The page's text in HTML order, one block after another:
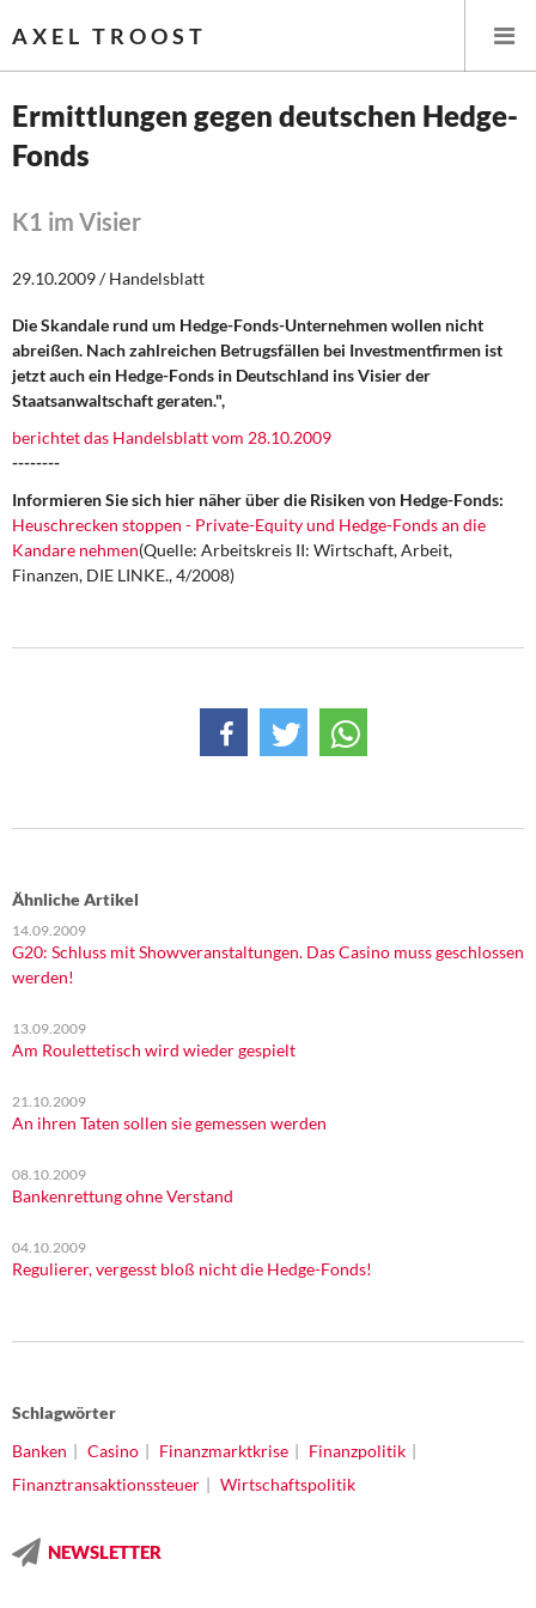
AXEL TROOST
Startseite
Themen
Leitlinien linker Wirtschafts- und Finanzpolitik
Wirtschaftspolitik
Steuer- und Finanzpolitik
Öffentliche Infrastruktur und Daseinsvorsorge
Eurokrise und Griechenland
DIE LINKE
Institut Solidarische Moderne
Kontakt
Ermittlungen gegen deutschen Hedge-
Fonds
K1 im Visier
29.10.2009 / Handelsblatt
Die Skandale rund um Hedge-Fonds-Unternehmen wollen nicht
abreißen. Nach zahlreichen Betrugsfällen bei Investmentfirmen ist
jetzt auch ein Hedge-Fonds in Deutschland ins Visier der
Staatsanwaltschaft geraten.",
berichtet das Handelsblatt vom 28.10.2009
--------
Informieren Sie sich hier näher über die Risiken von Hedge-Fonds:
Heuschrecken stoppen - Private-Equity und Hedge-Fonds an die
Kandare nehmen(Quelle: Arbeitskreis II: Wirtschaft, Arbeit,
Finanzen, DIE LINKE., 4/2008)
Ähnliche Artikel
14.09.2009
G20: Schluss mit Showveranstaltungen. Das Casino muss geschlossen
werden!
13.09.2009
Am Roulettetisch wird wieder gespielt
21.10.2009
An ihren Taten sollen sie gemessen werden
08.10.2009
Bankenrettung ohne Verstand
04.10.2009
Regulierer, vergesst bloß nicht die Hedge-Fonds!
Schlagwörter
Banken
Casino Finanzmarktkrise
Finanzpolitik
Finanztransaktionssteuer
Wirtschaftspolitik
NEWSLETTER